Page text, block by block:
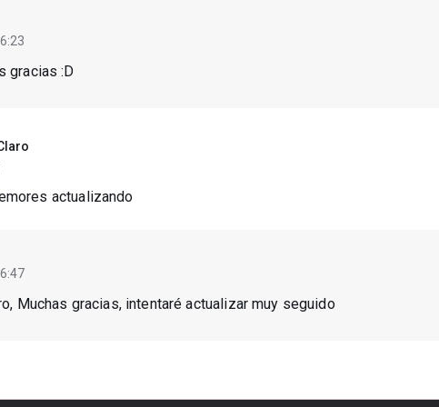
gracias :D
actualizando
Muchas gracias, intentaré actualizar muy seguido